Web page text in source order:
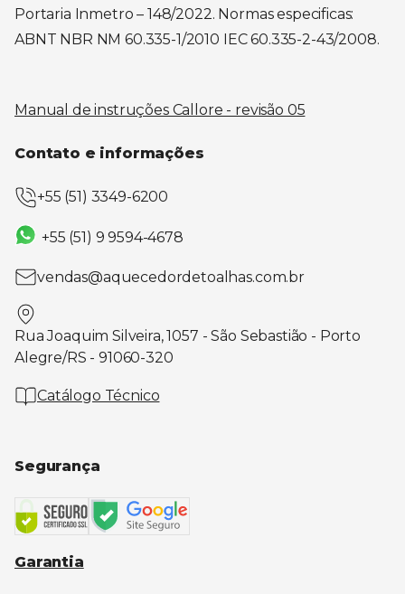
Portaria Inmetro – 148/2022. Normas especificas:
ABNT NBR NM 60.335-1/2010 IEC 60.335-2-43/2008.
Manual de instruções Callore - revisão 05
Contato e informações
+55 (51) 3349-6200
+55 (51) 9 9594-4678
vendas@aquecedordetoalhas.com.br
Rua Joaquim Silveira, 1057 - São Sebastião - Porto
Alegre/RS - 91060-320
Catálogo Técnico
Segurança
Garantia